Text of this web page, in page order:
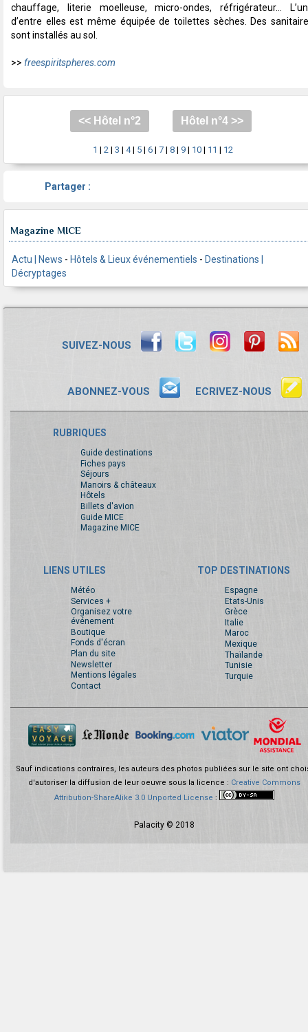
chauffage, literie moelleuse, micro-ondes, réfrigérateur…
d’entre elles est même équipée de toilettes sèches. Des
sont installés au sol.
>> freespiritspheres.com
<< Hôtel n°2 Hôtel n°4 >>
1 | 2 | 3 | 4| 5 | 6 | 7 | 8 | 9 | 10 | 11 | 12
Partager :
Magazine MICE
Actu | News - Hôtels & Lieux événementiels - Destinations |
Décryptages
SUIVEZ-NOUS
ABONNEZ-VOUS ECRIVEZ-NOUS
RUBRIQUES
Guide destinations
Fiches pays
Séjours
Manoirs & châteaux
Hôtels
Billets d'avion
Guide MICE
Magazine MICE
LIENS UTILES
Météo
Services +
Organisez votre
événement
Boutique
Fonds d'écran
Plan du site
Newsletter
Mentions légales
Contact
TOP DESTINATIONS
Espagne
Etats-Unis
Grèce
Italie
Maroc
Mexique
Thaïlande
Tunisie
Turquie
Sauf indications contraires, les auteurs des photos publiées sur le site ont
d'autoriser la diffusion de leur oeuvre sous la licence : Creative Commons
Attribution-ShareAlike 3.0 Unported License :
Palacity © 2018